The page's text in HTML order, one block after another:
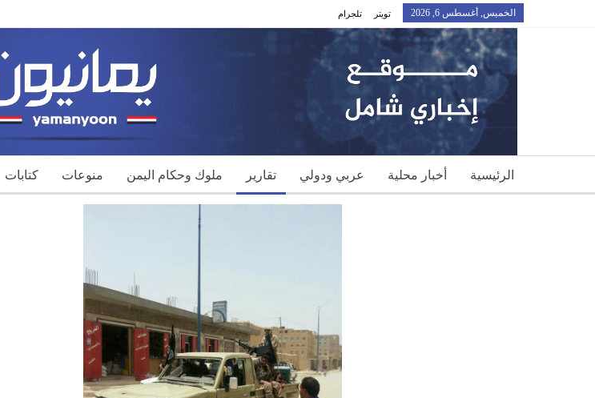
الخميس, أغسطس 6, 2026 تويتر تلجرام
الرئيسية أخبار محلية عربي ودولي تقارير ملوك وحكام اليمن منوعات كتابات